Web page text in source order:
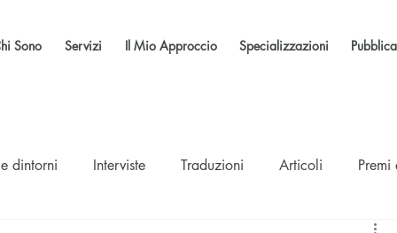
Sono Servizi Il Mio Approccio Specializzazioni
dintorni Interviste Traduzioni Articoli